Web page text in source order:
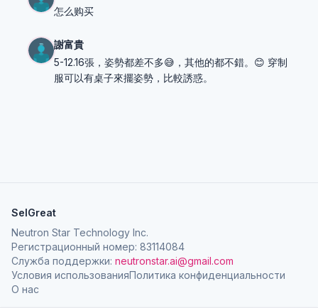
怎么购买
謝富貴
5-12.16張，姿勢都差不多😅，其他的都不錯。😊 穿制
服可以有桌子來擺姿勢，比較誘惑。
SelGreat
Neutron Star Technology Inc.
Регистрационный номер: 83114084
Служба поддержки: neutronstar.ai@gmail.com
Условия использованияПолитика конфиденциальности
О нас